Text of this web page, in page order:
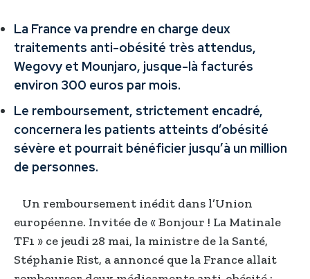
La France va prendre en charge deux
traitements anti-obésité très attendus,
Wegovy et Mounjaro, jusque-là facturés
environ 300 euros par mois.
Le remboursement, strictement encadré,
concernera les patients atteints d’obésité
sévère et pourrait bénéficier jusqu’à un million
de personnes.
Un remboursement inédit dans l’Union
européenne. Invitée de « Bonjour ! La Matinale
TF1 » ce jeudi 28 mai, la ministre de la Santé,
Stéphanie Rist, a annoncé que la France allait